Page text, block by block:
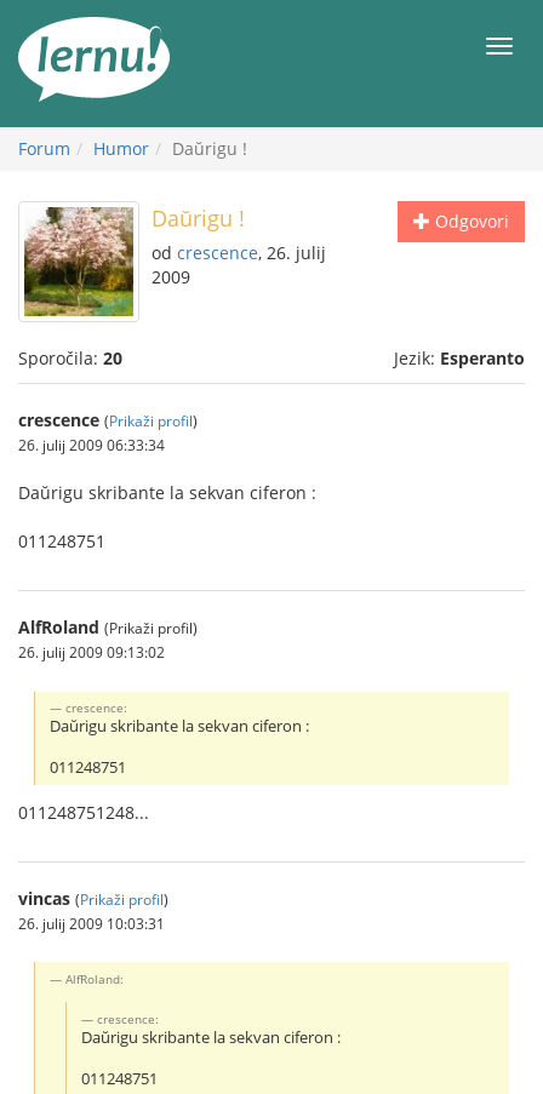
vsebini
Meni
Forum Humor Daŭrigu !
Odgovori
Daŭrigu !
od crescence, 26. julij
2009
Sporočila: 20 Jezik: Esperanto
crescence (Prikaži profil)
26. julij 2009 06:33:34
Daŭrigu skribante la sekvan ciferon :
011248751
AlfRoland (Prikaži profil)
26. julij 2009 09:13:02
crescence:
Daŭrigu skribante la sekvan ciferon :
011248751
011248751248...
vincas (Prikaži profil)
26. julij 2009 10:03:31
AlfRoland:
crescence:
Daŭrigu skribante la sekvan ciferon :
011248751